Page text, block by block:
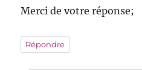
Merci de votre réponse;
Répondre